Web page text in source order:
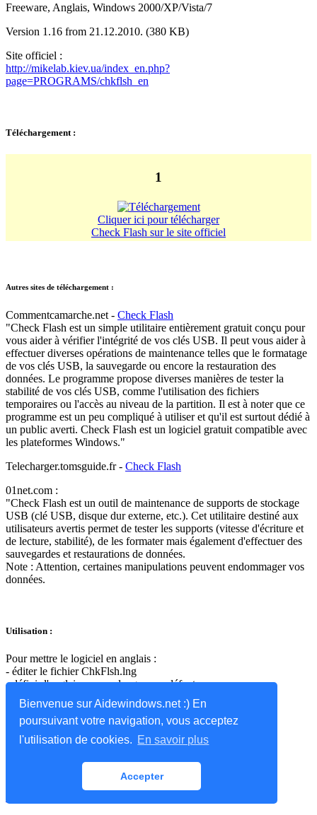
Bienvenue sur Aidewindows.net :) En
poursuivant votre navigation, vous acceptez
l'utilisation de cookies. En savoir plus
Accepter
Freeware, Anglais, Windows 2000/XP/Vista/7
Version 1.16 from 21.12.2010. (380 KB)
Site officiel :
http://mikelab.kiev.ua/index_en.php?
page=PROGRAMS/chkflsh_en
Téléchargement :
1
Cliquer ici pour télécharger
Check Flash sur le site officiel
Autres sites de téléchargement :
Commentcamarche.net - Check Flash
"Check Flash est un simple utilitaire entièrement gratuit conçu pour
vous aider à vérifier l'intégrité de vos clés USB. Il peut vous aider à
effectuer diverses opérations de maintenance telles que le formatage
de vos clés USB, la sauvegarde ou encore la restauration des
données. Le programme propose diverses manières de tester la
stabilité de vos clés USB, comme l'utilisation des fichiers
temporaires ou l'accès au niveau de la partition. Il est à noter que ce
programme est un peu compliqué à utiliser et qu'il est surtout dédié à
un public averti. Check Flash est un logiciel gratuit compatible avec
les plateformes Windows."
Telecharger.tomsguide.fr - Check Flash
01net.com :
"Check Flash est un outil de maintenance de supports de stockage
USB (clé USB, disque dur externe, etc.). Cet utilitaire destiné aux
utilisateurs avertis permet de tester les supports (vitesse d'écriture et
de lecture, stabilité), de les formater mais également d'effectuer des
sauvegardes et restaurations de données.
Note : Attention, certaines manipulations peuvent endommager vos
données.
Utilisation :
Pour mettre le logiciel en anglais :
- éditer le fichier ChkFlsh.lng
- définir l'anglais comme langue par défaut :
[Prefs] Default=ENG